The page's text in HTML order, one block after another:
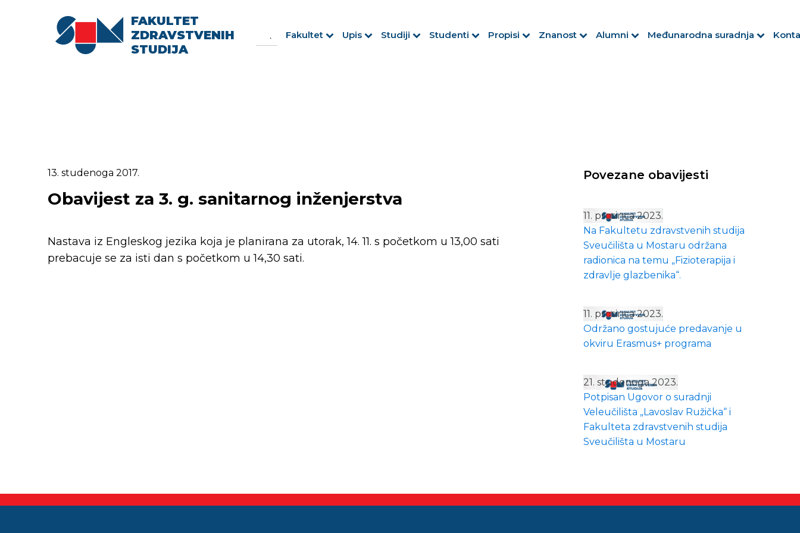
FAKULTET
ZDRAVSTVENIH
STUDIJA
for:
Fakultet Upis Studiji Studenti Propisi Znanost Alumni Međunarodna suradnja
13. studenoga 2017.
Obavijest za 3. g. sanitarnog inženjerstva
Nastava iz Engleskog jezika koja je planirana za utorak, 14. 11. s početkom u 13,00 sati
prebacuje se za isti dan s početkom u 14,30 sati.
Povezane obavijesti
11. prosinca 2023.
Na Fakultetu zdravstvenih studija
Sveučilišta u Mostaru održana
radionica na temu „Fizioterapija i
zdravlje glazbenika“.
11. prosinca 2023.
Održano gostujuće predavanje u
okviru Erasmus+ programa
21. studenoga 2023.
Potpisan Ugovor o suradnji
Veleučilišta „Lavoslav Ružička“ i
Fakulteta zdravstvenih studija
Sveučilišta u Mostaru